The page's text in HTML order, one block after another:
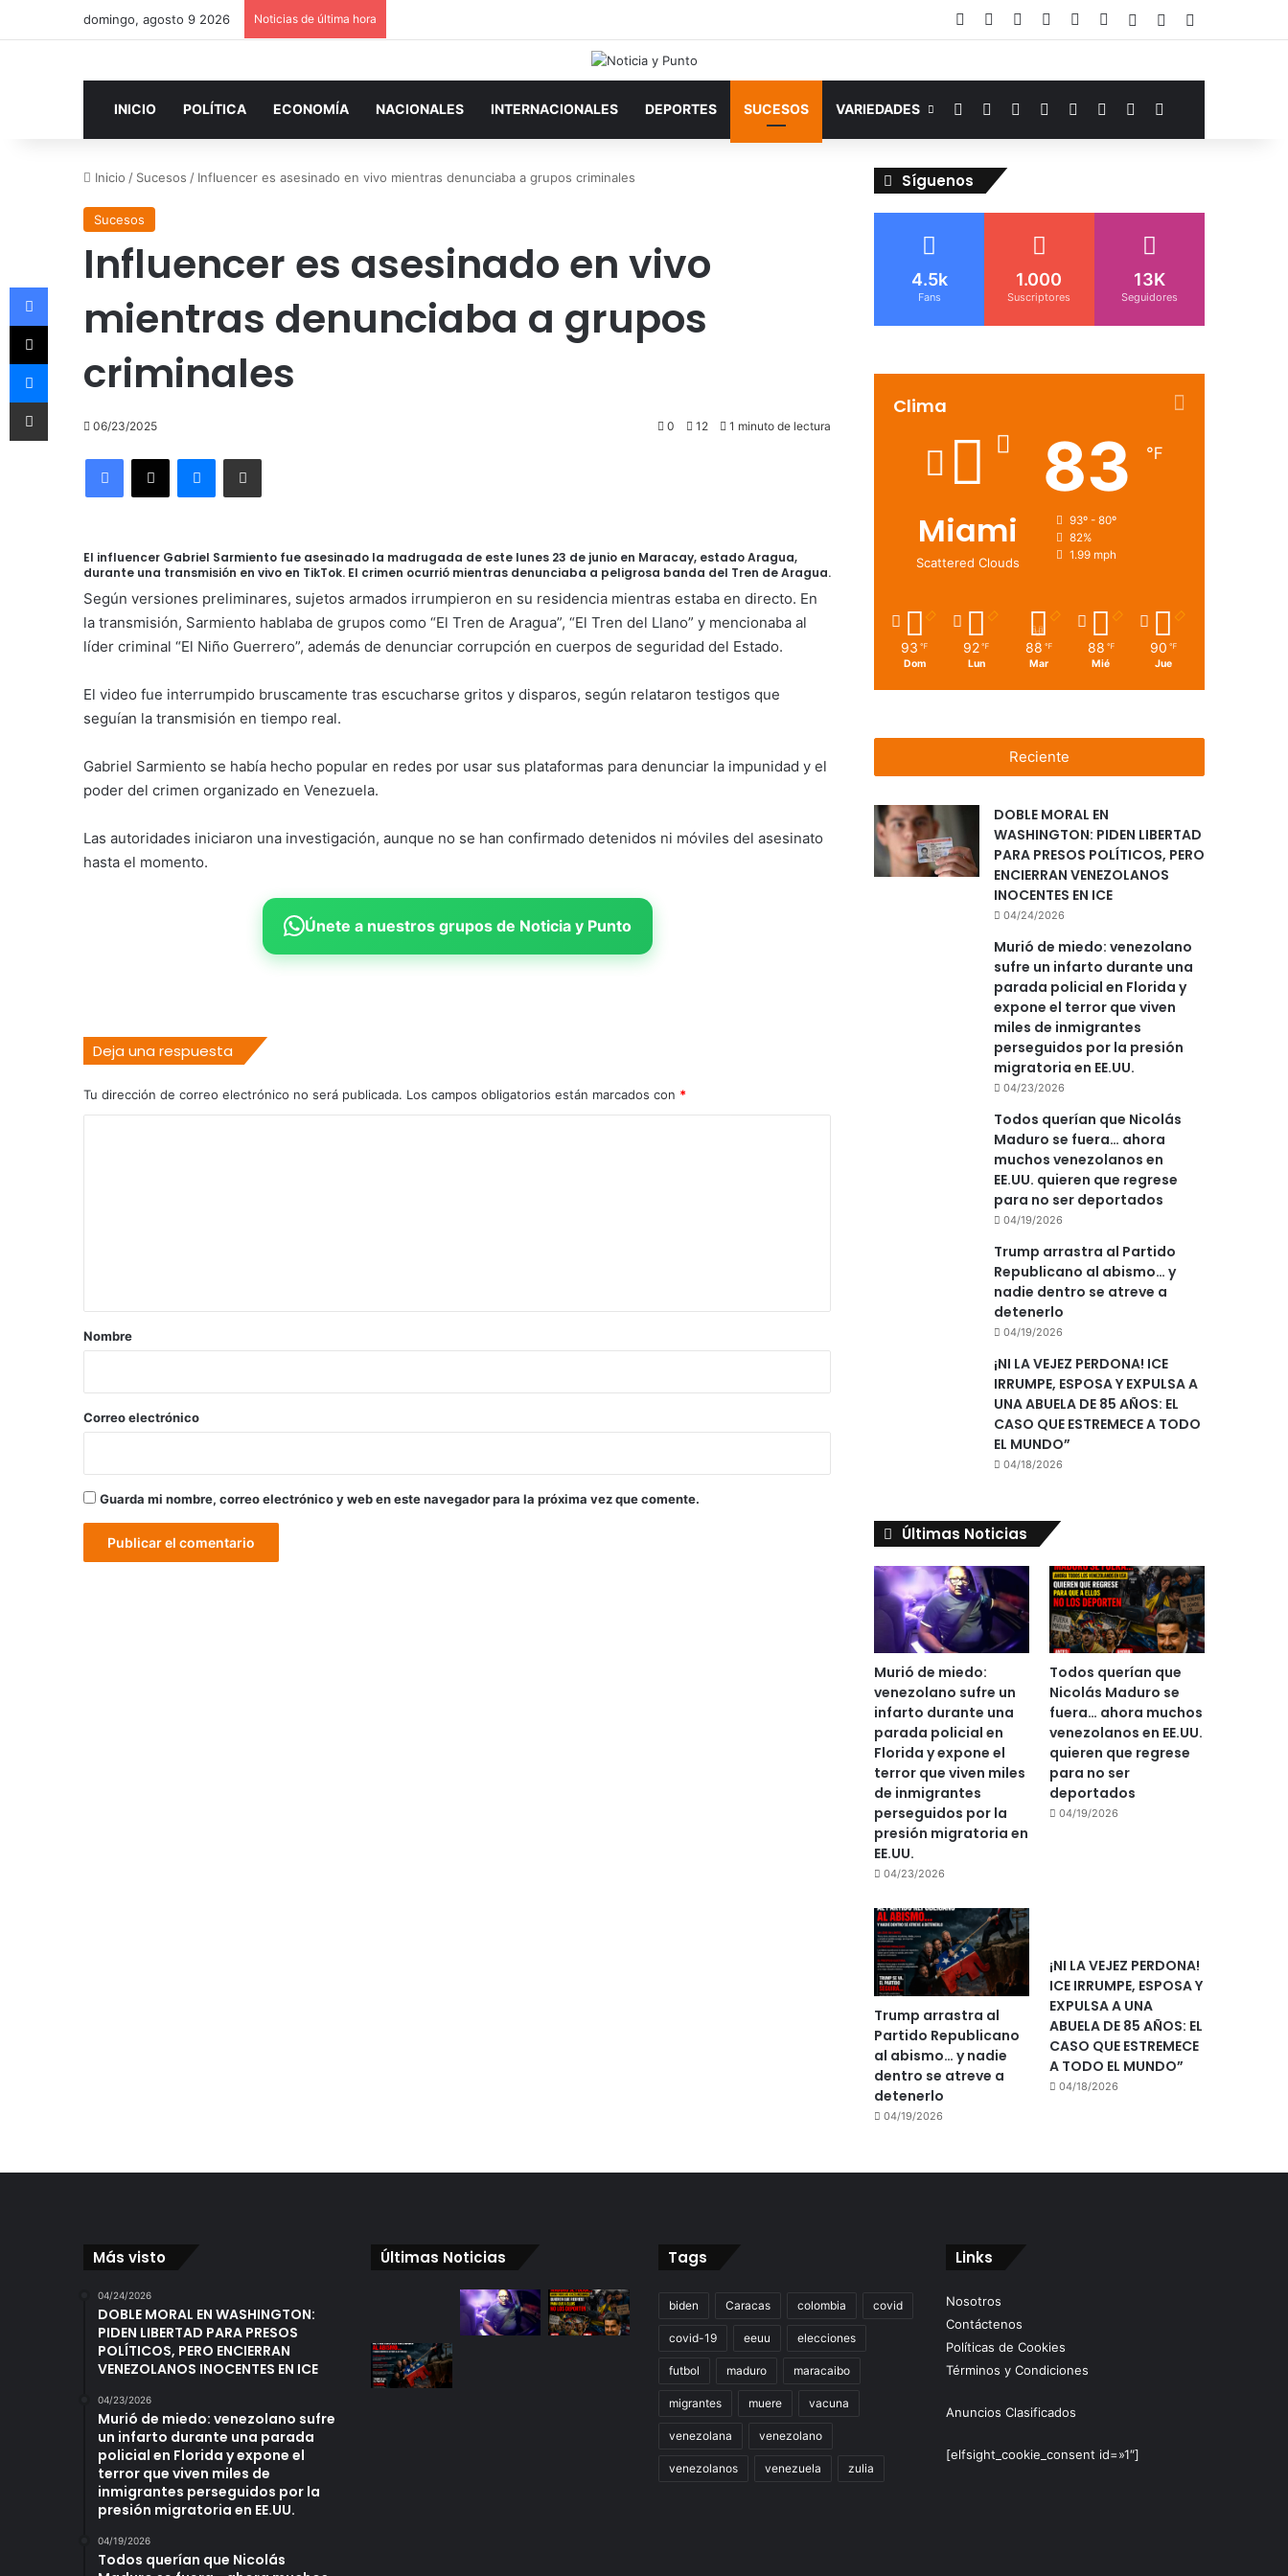
domingo, agosto 9 2026 Noticias de última hora FacebookYouTubeInstagramTelegramWhatsAppGoogle Noticias
AccesoPublicación al
INICIO POLÍTICA ECONOMÍA NACIONALES INTERNACIONALES DEPORTES SUCESOS VARIEDADES FacebookYouTubeInstagramTelegramWhatsAppGoogle Noticias
Switch skin
Inicio / Sucesos / Influencer es asesinado en vivo mientras denunciaba a grupos criminales
Sucesos
Influencer es asesinado en vivo
mientras denunciaba a grupos
criminales
06/23/2025 0 12 1 minuto de lectura
Facebook
X MessengerCompartir por correo electrónico
El influencer Gabriel Sarmiento fue asesinado la madrugada de este lunes 23 de junio en Maracay, estado Aragua,
durante una transmisión en vivo en TikTok. El crimen ocurrió mientras denunciaba a peligrosa banda del Tren de Aragua.
Según versiones preliminares, sujetos armados irrumpieron en su residencia mientras estaba en directo. En
la transmisión, Sarmiento hablaba de grupos como “El Tren de Aragua”, “El Tren del Llano” y mencionaba al
líder criminal “El Niño Guerrero”, además de denunciar corrupción en cuerpos de seguridad del Estado.
El video fue interrumpido bruscamente tras escucharse gritos y disparos, según relataron testigos que
seguían la transmisión en tiempo real.
Gabriel Sarmiento se había hecho popular en redes por usar sus plataformas para denunciar la impunidad y el
poder del crimen organizado en Venezuela.
Las autoridades iniciaron una investigación, aunque no se han confirmado detenidos ni móviles del asesinato
hasta el momento.
Únete a nuestros grupos de Noticia y Punto
Deja una respuesta
Tu dirección de correo electrónico no será publicada. Los campos obligatorios están marcados con *
r
*
Nombre
Correo electrónico
Guarda mi nombre, correo electrónico y web en este navegador para la próxima vez que comente.
Síguenos
4.5k
Fans
1.000
Suscriptores
13K
Seguidores
Clima
Miami
Scattered Clouds
83 ℉
93º - 80º
82%
1.99 mph
93 ℉
Dom
92 ℉
Lun
88 ℉
Mar
88 ℉
Mié
90 ℉
Jue
Reciente
DOBLE MORAL EN
WASHINGTON: PIDEN LIBERTAD
PARA PRESOS POLÍTICOS, PERO
ENCIERRAN VENEZOLANOS
INOCENTES EN ICE
04/24/2026
Murió de miedo: venezolano
sufre un infarto durante una
parada policial en Florida y
expone el terror que viven
miles de inmigrantes
perseguidos por la presión
migratoria en EE.UU.
04/23/2026
Todos querían que Nicolás
Maduro se fuera… ahora
muchos venezolanos en
EE.UU. quieren que regrese
para no ser deportados
04/19/2026
Trump arrastra al Partido
Republicano al abismo… y
nadie dentro se atreve a
detenerlo
04/19/2026
¡NI LA VEJEZ PERDONA! ICE
IRRUMPE, ESPOSA Y EXPULSA A
UNA ABUELA DE 85 AÑOS: EL
CASO QUE ESTREMECE A TODO
EL MUNDO”
04/18/2026
Últimas Noticias
Murió de miedo:
venezolano sufre un
infarto durante una
parada policial en
Florida y expone el
terror que viven miles
de inmigrantes
perseguidos por la
presión migratoria en
EE.UU.
04/23/2026
Todos querían que
Nicolás Maduro se
fuera… ahora muchos
venezolanos en EE.UU.
quieren que regrese
para no ser
deportados
04/19/2026
Trump arrastra al
Partido Republicano
al abismo… y nadie
dentro se atreve a
detenerlo
04/19/2026
¡NI LA VEJEZ PERDONA!
ICE IRRUMPE, ESPOSA Y
EXPULSA A UNA
ABUELA DE 85 AÑOS: EL
CASO QUE ESTREMECE
A TODO EL MUNDO”
04/18/2026
Más visto
04/24/2026
DOBLE MORAL EN WASHINGTON:
PIDEN LIBERTAD PARA PRESOS
POLÍTICOS, PERO ENCIERRAN
VENEZOLANOS INOCENTES EN ICE
04/23/2026
Murió de miedo: venezolano sufre
un infarto durante una parada
policial en Florida y expone el
terror que viven miles de
inmigrantes perseguidos por la
presión migratoria en EE.UU.
04/19/2026
Todos querían que Nicolás
Últimas Noticias Tags
biden Caracas colombia covid
covid-19 eeuu elecciones
futbol maduro maracaibo
migrantes muere vacuna
venezolana venezolano
venezolanos venezuela zulia
Links
Nosotros
Contáctenos
Políticas de Cookies
Términos y Condiciones
Anuncios Clasificados
[elfsight_cookie_consent id=»1″]
Facebook
X
Messenger
Compartir por correo electrónico